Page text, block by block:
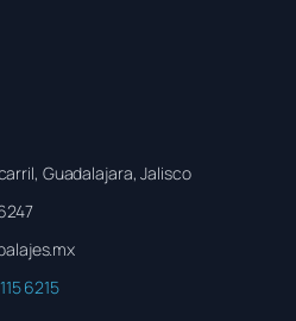
Guadalajara, Jalisco
6215